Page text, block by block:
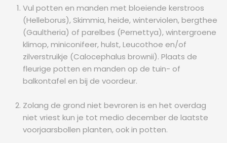
Vul potten en manden met bloeiende kerstroos
(Helleborus), Skimmia, heide, winterviolen, bergthee
(Gaultheria) of parelbes (Pernettya), wintergroene
klimop, miniconifeer, hulst, Leucothoe en/of
zilverstruikje (Calocephalus brownii). Plaats de
fleurige potten en manden op de tuin- of
balkontafel en bij de voordeur.
Zolang de grond niet bevroren is en het overdag
niet vriest kun je tot medio december de laatste
voorjaarsbollen planten, ook in potten.